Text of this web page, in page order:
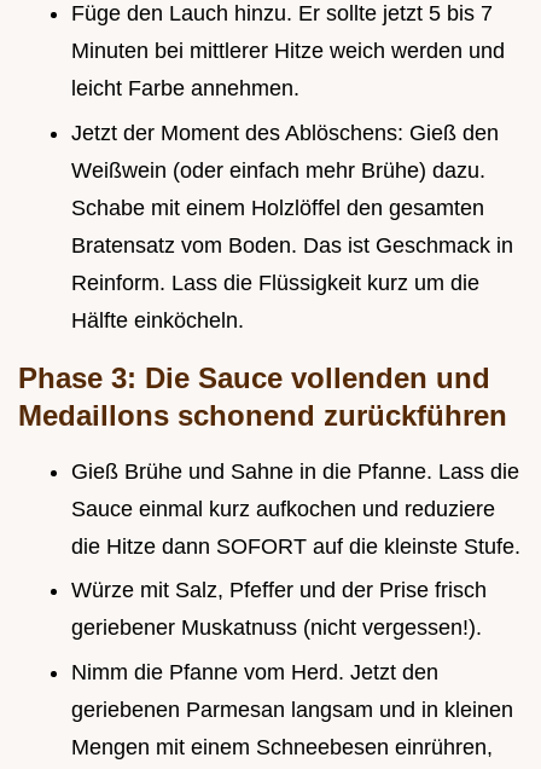
Füge den Lauch hinzu. Er sollte jetzt 5 bis 7
Minuten bei mittlerer Hitze weich werden und
leicht Farbe annehmen.
Jetzt der Moment des Ablöschens: Gieß den
Weißwein (oder einfach mehr Brühe) dazu.
Schabe mit einem Holzlöffel den gesamten
Bratensatz vom Boden. Das ist Geschmack in
Reinform. Lass die Flüssigkeit kurz um die
Hälfte einköcheln.
Phase 3: Die Sauce vollenden und
Medaillons schonend zurückführen
Gieß Brühe und Sahne in die Pfanne. Lass die
Sauce einmal kurz aufkochen und reduziere
die Hitze dann SOFORT auf die kleinste Stufe.
Würze mit Salz, Pfeffer und der Prise frisch
geriebener Muskatnuss (nicht vergessen!).
Nimm die Pfanne vom Herd. Jetzt den
geriebenen Parmesan langsam und in kleinen
Mengen mit einem Schneebesen einrühren,